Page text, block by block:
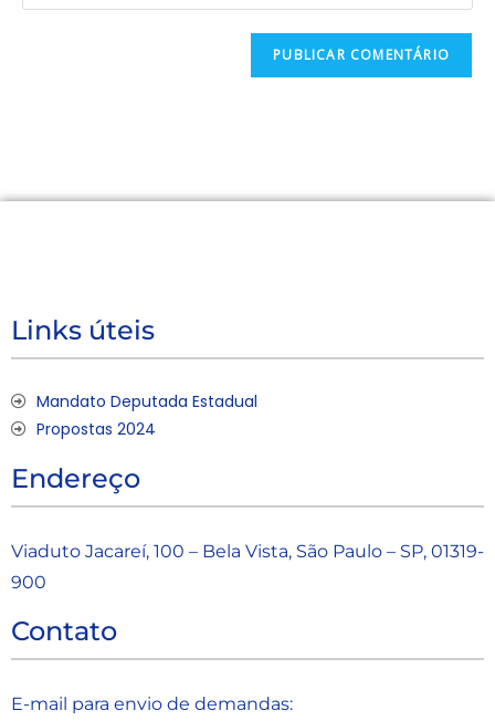
Links úteis
Mandato Deputada Estadual
Propostas 2024
Endereço
Viaduto Jacareí, 100 – Bela Vista, São Paulo – SP, 01319-
900
Contato
E-mail para envio de demandas: